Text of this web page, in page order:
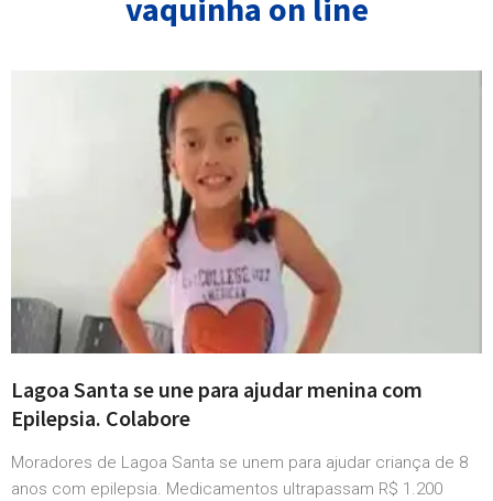
vaquinha on line
Lagoa Santa se une para ajudar menina com
Epilepsia. Colabore
Moradores de Lagoa Santa se unem para ajudar criança de 8
anos com epilepsia. Medicamentos ultrapassam R$ 1.200